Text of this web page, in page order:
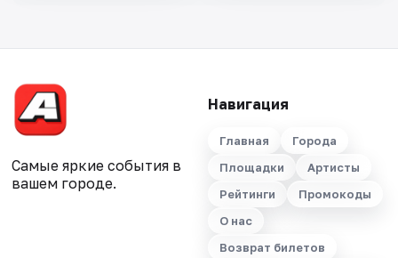
Самые яркие события в
вашем городе.
Навигация
Главная
Города
Площадки
Артисты
Рейтинги
Промокоды
О нас
Возврат билетов